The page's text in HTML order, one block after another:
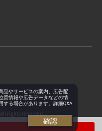
rights reserved.
品やサービスの案内、広告配
置情報や広告データなどの情
する場合があります。詳細Q&A
確認